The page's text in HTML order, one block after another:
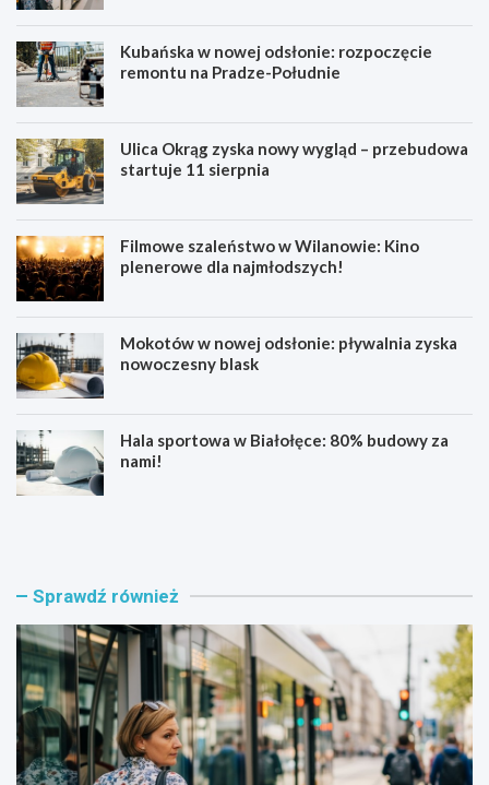
Kubańska w nowej odsłonie: rozpoczęcie
remontu na Pradze-Południe
Ulica Okrąg zyska nowy wygląd – przebudowa
startuje 11 sierpnia
Filmowe szaleństwo w Wilanowie: Kino
plenerowe dla najmłodszych!
Mokotów w nowej odsłonie: pływalnia zyska
nowoczesny blask
Hala sportowa w Białołęce: 80% budowy za
nami!
B
t
y
r
a
m
w
K
s
a
w
n
o
w
e
Sprawdź również